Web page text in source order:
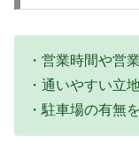
・営業時間や営
・通いやすい立
・駐車場の有無